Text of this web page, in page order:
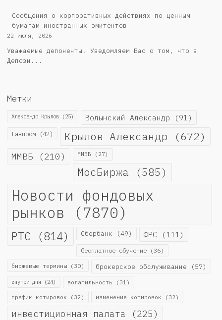
Сообщения о корпоративных действиях по ценным
бумагам иностранных эмитентов
22 июля, 2026
Уважаемые депоненты! Уведомляем Вас о том, что в
Депози...
Метки
Александр Крылов (25) Волынский Александр (91)
Газпром (42) Крылов Александр (672)
ММВБ (210) ММВБ (27)
МосБиржа (585)
Новости фондовых
рынков (7870)
РТС (814) Сбербанк (49) ФРС (111)
бесплатное обучение (36)
биржевые термины (30) брокерское обслуживание (57)
внутри дня (24) волатильность (31)
график котировок (32) изменение котировок (32)
инвестиционная палата (225)